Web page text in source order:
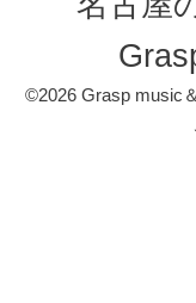
©2026 Grasp music